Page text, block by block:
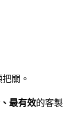
關。
最有效的客